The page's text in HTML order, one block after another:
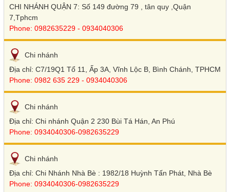
CHI NHÁNH QUẬN 7: Số 149 đường 79 , tân quy ,Quận
7,Tphcm
Phone: 0982635229 - 0934040306
Chi nhánh
Địa chỉ: C7/19Q1 Tổ 11, Ấp 3A, Vĩnh Lộc B, Bình Chánh, TPHCM
Phone: 0982 635 229 - 0934040306
Chi nhánh
Địa chỉ: Chi nhánh Quận 2 230 Bùi Tá Hán, An Phú
Phone: 0934040306-0982635229
Chi nhánh
Địa chỉ: Chi Nhánh Nhà Bè : 1982/18 Huỳnh Tấn Phát, Nhà Bè
Phone: 0934040306-0982635229